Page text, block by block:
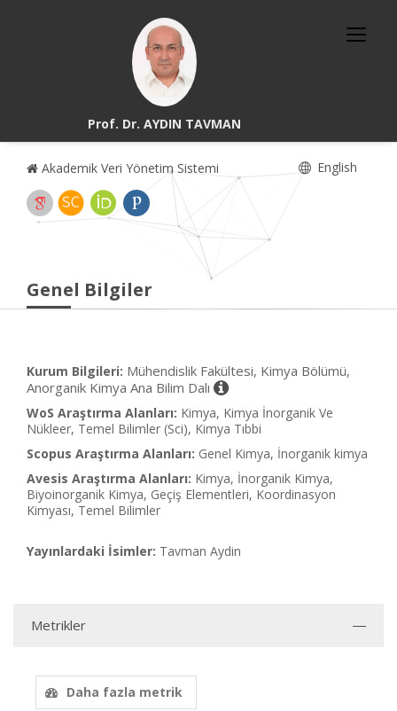
Prof. Dr. AYDIN TAVMAN
Akademik Veri Yönetim Sistemi English
Genel Bilgiler
Kurum Bilgileri: Mühendislik Fakültesi, Kimya Bölümü,
Anorganik Kimya Ana Bilim Dalı
WoS Araştırma Alanları: Kimya, Kimya İnorganik Ve
Nükleer, Temel Bilimler (Sci), Kimya Tıbbi
Scopus Araştırma Alanları: Genel Kimya, İnorganik kimya
Avesis Araştırma Alanları: Kimya, İnorganik Kimya,
Biyoinorganik Kimya, Geçiş Elementleri, Koordinasyon
Kimyası, Temel Bilimler
Yayınlardaki İsimler: Tavman Aydin
Metrikler
Daha fazla metrik